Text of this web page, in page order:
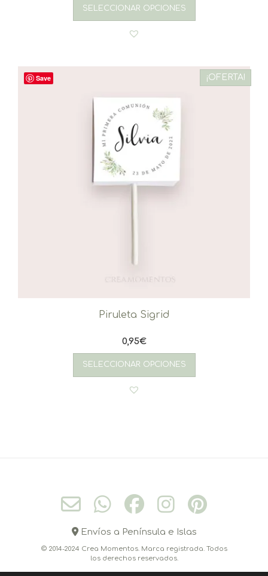
SELECCIONAR OPCIONES
Save ¡OFERTA!
Piruleta Sigrid
0,95€
SELECCIONAR OPCIONES
Envíos a Península e Islas
© 2014-2024 Crea Momentos. Marca registrada. Todos
los derechos reservados.